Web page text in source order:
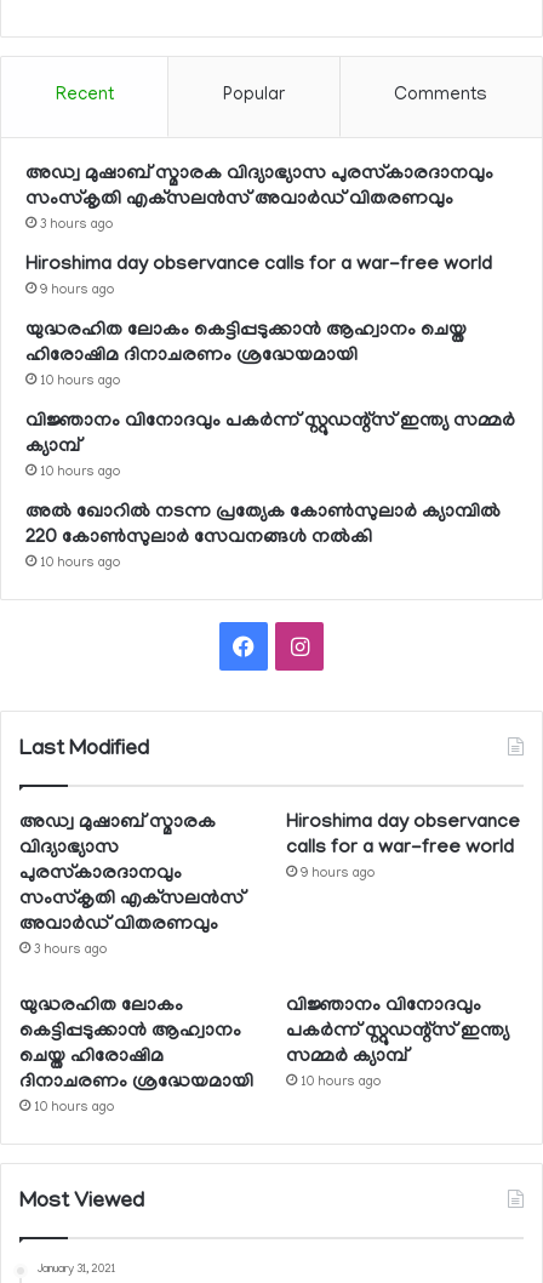
Recent Popular Comments
അഡ്വ മുഷാബ് സ്മാരക വിദ്യാഭ്യാസ പുരസ്‌കാരദാനവും
സംസ്‌കൃതി എക്‌സലന്‍സ് അവാര്‍ഡ് വിതരണവും
3 hours ago
Hiroshima day observance calls for a war-free world
9 hours ago
യുദ്ധരഹിത ലോകം കെട്ടിപ്പടുക്കാന്‍ ആഹ്വാനം ചെയ്ത
ഹിരോഷിമ ദിനാചരണം ശ്രദ്ധേയമായി
10 hours ago
വിജ്ഞാനം വിനോദവും പകര്‍ന്ന് സ്റ്റുഡന്റ്‌സ് ഇന്ത്യ സമ്മര്‍
ക്യാമ്പ്
10 hours ago
അല്‍ ഖോറില്‍ നടന്ന പ്രത്യേക കോണ്‍സുലാര്‍ ക്യാമ്പില്‍
220 കോണ്‍സുലാര്‍ സേവനങ്ങള്‍ നല്‍കി
10 hours ago
FacebookInstagram
Last Modified
അഡ്വ മുഷാബ് സ്മാരക
വിദ്യാഭ്യാസ
പുരസ്‌കാരദാനവും
സംസ്‌കൃതി എക്‌സലന്‍സ്
അവാര്‍ഡ് വിതരണവും
3 hours ago
Hiroshima day observance
calls for a war-free world
9 hours ago
യുദ്ധരഹിത ലോകം
കെട്ടിപ്പടുക്കാന്‍ ആഹ്വാനം
ചെയ്ത ഹിരോഷിമ
ദിനാചരണം ശ്രദ്ധേയമായി
10 hours ago
വിജ്ഞാനം വിനോദവും
പകര്‍ന്ന് സ്റ്റുഡന്റ്‌സ് ഇന്ത്യ
സമ്മര്‍ ക്യാമ്പ്
10 hours ago
Most Viewed
January 31, 2021